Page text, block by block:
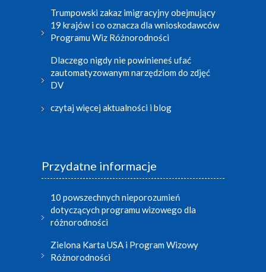
Trumpowski zakaz imigracyjny obejmujący
19 krajów i co oznacza dla wnioskodawców
Programu Wiz Różnorodności
Dlaczego nigdy nie powinieneś ufać
zautomatyzowanym narzędziom do zdjęć
DV
czytaj więcej aktualności i blog
Przydatne informacje
10 powszechnych nieporozumień
dotyczących programu wizowego dla
różnorodności
Zielona Karta USA i Program Wizowy
Różnorodności